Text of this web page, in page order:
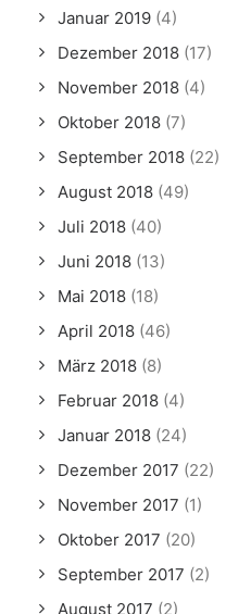
Januar 2019 (4)
Dezember 2018 (17)
November 2018 (4)
Oktober 2018 (7)
September 2018 (22)
August 2018 (49)
Juli 2018 (40)
Juni 2018 (13)
Mai 2018 (18)
April 2018 (46)
März 2018 (8)
Februar 2018 (4)
Januar 2018 (24)
Dezember 2017 (22)
November 2017 (1)
Oktober 2017 (20)
September 2017 (2)
August 2017 (2)